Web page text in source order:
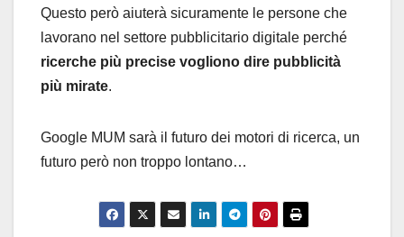
Questo però aiuterà sicuramente le persone che
lavorano nel settore pubblicitario digitale perché
ricerche più precise vogliono dire pubblicità
più mirate.
Google MUM sarà il futuro dei motori di ricerca, un
futuro però non troppo lontano…